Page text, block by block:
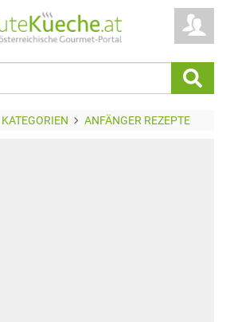
KATEGORIEN ANFÄNGER REZEPTE